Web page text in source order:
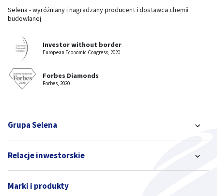
Selena - wyróżniany i nagradzany producent i dostawca chemii
budowlanej
Investor without border
European Economic Congress, 2020
Forbes Diamonds
Forbes, 2020
Grupa Selena
Relacje inwestorskie
Marki i produkty